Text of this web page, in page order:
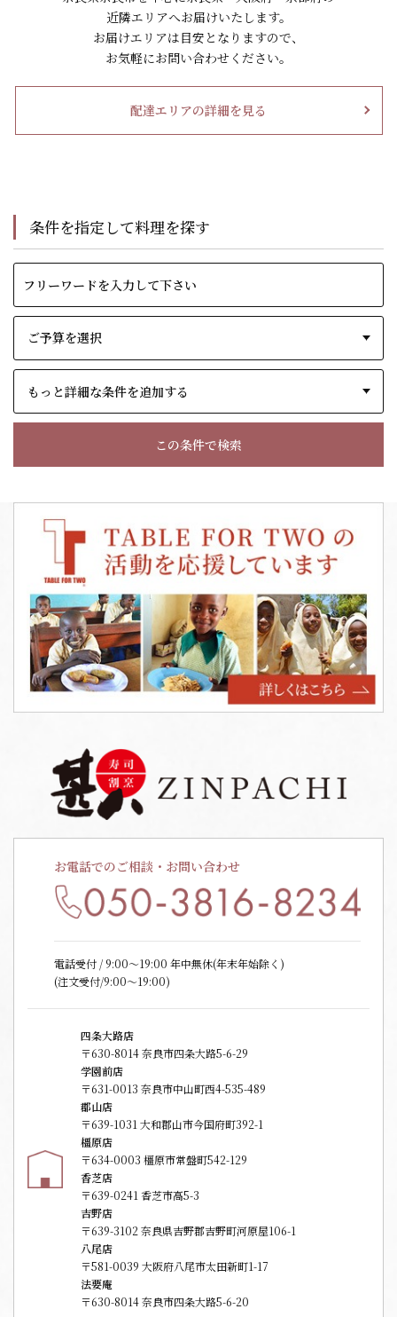
近隣エリアへお届けいたします。
お届けエリアは目安となりますので、
お気軽にお問い合わせください。
配達エリアの詳細を見る
条件を指定して料理を探す
もっと詳細な条件を追加する
この条件で検索
お電話でのご相談・お問い合わせ
電話受付 / 9:00〜19:00 年中無休(年末年始除く)
(注文受付/9:00～19:00)
四条大路店
〒630-8014 奈良市四条大路5-6-29
学園前店
〒631-0013 奈良市中山町西4-535-489
郡山店
〒639-1031 大和郡山市今国府町392-1
橿原店
〒634-0003 橿原市常盤町542-129
香芝店
〒639-0241 香芝市高5-3
吉野店
〒639-3102 奈良県吉野郡吉野町河原屋106-1
八尾店
〒581-0039 大阪府八尾市太田新町1-17
法要庵
〒630-8014 奈良市四条大路5-6-20